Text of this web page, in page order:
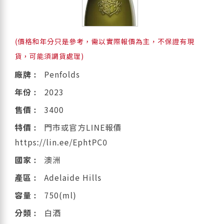
(價格和年分只是參考，需以實際報價為主，不保證有現
貨，可能須調貨處理)
廠牌 :
Penfolds
年份 :
2023
售價 :
3400
特價 :
門市或官方LINE報價
https://lin.ee/EphtPC0
國家 :
澳洲
產區 :
Adelaide Hills
容量 :
750(ml)
分類 :
白酒